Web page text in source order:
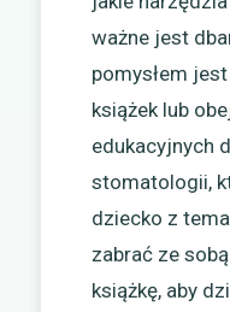
ważne jest
pomysłem
książek lub
edukacyjnych
stomatologii,
dziecko z
zabrać ze
książkę, aby